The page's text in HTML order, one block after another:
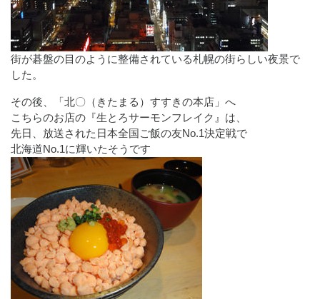
街が碁盤の目のように整備されている札幌の街らしい夜景で
した。
その後、「北〇（きたまる）すすきの本店」へ
こちらのお店の『生とろサーモンフレイク』は、
先日、放送された日本全国ご飯の友No.1決定戦で
北海道No.1に輝いたそうです